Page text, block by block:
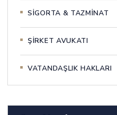
SİGORTA & TAZMİNAT
ŞİRKET AVUKATI
VATANDAŞLIK HAKLARI